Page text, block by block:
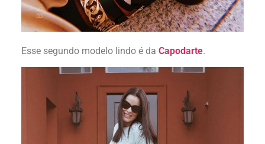
Esse segundo modelo lindo é da Capodarte.